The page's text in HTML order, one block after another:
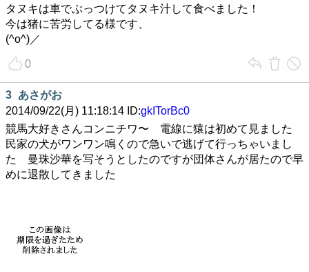
タヌキは車でぶっつけてタヌキ汁して食べました！
今は猪に苦労してる様です、
(^o^)／
0
3 あさがお
2014/09/22(月) 11:18:14 ID:gkITorBc0
競馬大好きさんコンニチワ〜 電線に猿は初めて見ました
民家の犬がワンワン鳴くので急いで逃げて行っちゃいまし
た 曼珠沙華を写そうとしたのですが団体さんが居たので早
めに退散してきました